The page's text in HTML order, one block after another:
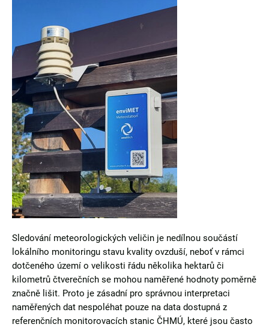
Sledování meteorologických veličin je nedílnou součástí
lokálního monitoringu stavu kvality ovzduší, neboť v rámci
dotčeného území o velikosti řádu několika hektarů či
kilometrů čtverečních se mohou naměřené hodnoty poměrně
značně lišit. Proto je zásadní pro správnou interpretaci
naměřených dat nespoléhat pouze na data dostupná z
referenčních monitorovacích stanic ČHMÚ, které jsou často